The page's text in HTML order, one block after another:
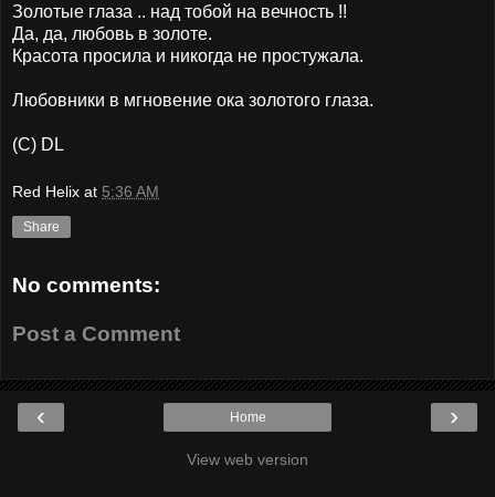
Золотые глаза .. над тобой на вечность !!
Да, да, любовь в золоте.
Красота просила и никогда не простужала.
Любовники в мгновение ока золотого глаза.
(С) DL
Red Helix at 5:36 AM
Share
No comments:
Post a Comment
‹ ›
Home
View web version